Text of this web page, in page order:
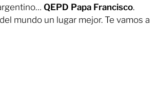
QEPD Papa Francisco.
mundo un lugar mejor. Te vamos a